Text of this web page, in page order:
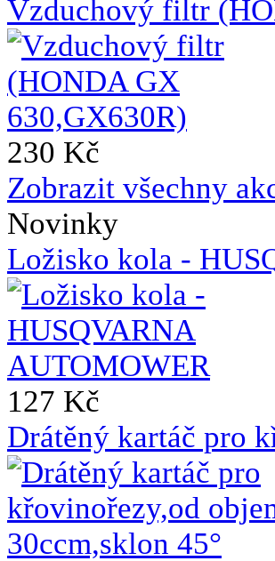
Vzduchový filtr
230 Kč
Zobrazit všechny
Novinky
Ložisko kola -
127 Kč
Drátěný kartáč pro